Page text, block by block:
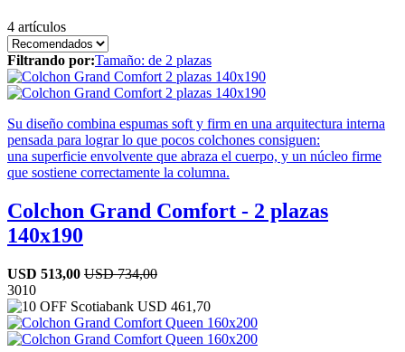
4 artículos
Filtrando por:Tamaño: de 2 plazas
Su diseño combina espumas soft y firm en una arquitectura interna
pensada para lograr lo que pocos colchones consiguen:
una superficie envolvente que abraza el cuerpo, y un núcleo firme
que sostiene correctamente la columna.
Colchon Grand Comfort - 2 plazas
140x190
USD 513,00 USD 734,00
3010
USD 461,70